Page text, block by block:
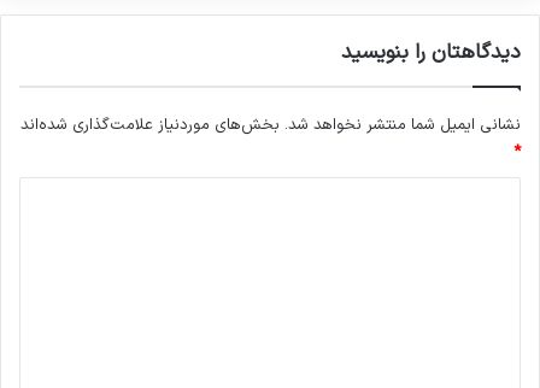
دیدگاهتان را بنویسید
نشانی ایمیل شما منتشر نخواهد شد. بخش‌های موردنیاز علامت‌گذاری شده‌اند
*